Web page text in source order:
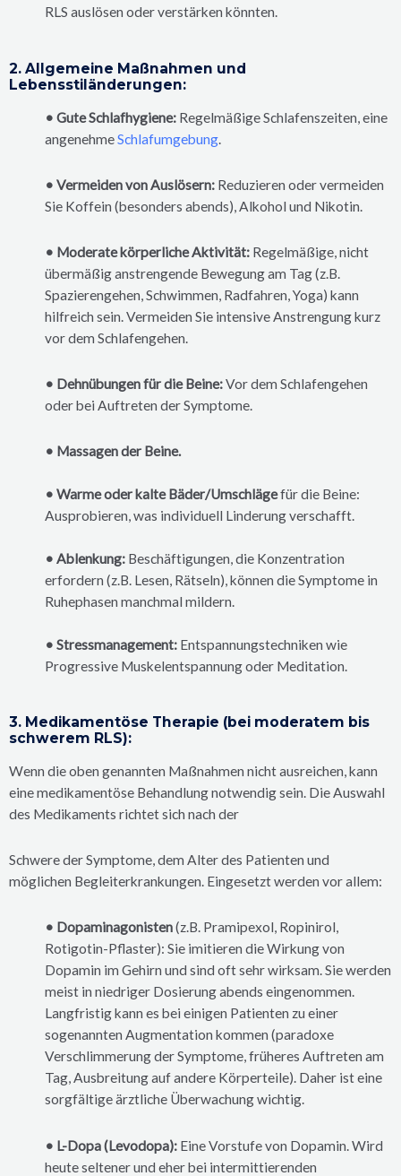
RLS auslösen oder verstärken könnten.
2. Allgemeine Maßnahmen und
Lebensstiländerungen:
• Gute Schlafhygiene: Regelmäßige Schlafenszeiten, eine
angenehmeSchlafumgebung
• Vermeiden von Auslösern: Reduzieren oder vermeiden
Sie Koffein (besonders abends), Alkohol und Nikotin.
• Moderate körperliche Aktivität: Regelmäßige, nicht
übermäßig anstrengende Bewegung am Tag (z.B.
Spazierengehen, Schwimmen, Radfahren, Yoga) kann
hilfreich sein. Vermeiden Sie intensive Anstrengung kurz
vor dem Schlafengehen.
• Dehnübungen für die Beine:Vor dem Schlafengehen
oder bei Auftreten der Symptome.
• Massagen der Beine.
• Warme oder kalte Bäder/Umschlägefür die Beine:
Ausprobieren, was individuell Linderung verschafft.
• Ablenkung: Beschäftigungen, die Konzentration
erfordern (z.B. Lesen, Rätseln), können die Symptome in
Ruhephasen manchmal mildern.
• Stressmanagement: Entspannungstechniken wie
Progressive Muskelentspannung oder Meditation.
3. Medikamentöse Therapie (bei moderatem bis
schwerem RLS):
Wenn die oben genannten Maßnahmen nicht ausreichen, kann
eine medikamentöse Behandlung notwendig sein. Die Auswahl
des Medikaments richtet sich nach der
Schwere der Symptome, dem Alter des Patienten und
möglichen Begleiterkrankungen. Eingesetzt werden vor allem:
• Dopaminagonisten(z.B. Pramipexol, Ropinirol,
Rotigotin-Pflaster): Sie imitieren die Wirkung von
Dopamin im Gehirn und sind oft sehr wirksam. Sie werden
meist in niedriger Dosierung abends eingenommen.
Langfristig kann es bei einigen Patienten zu einer
sogenannten Augmentation kommen (paradoxe
Verschlimmerung der Symptome, früheres Auftreten am
Tag, Ausbreitung auf andere Körperteile). Daher ist eine
sorgfältige ärztliche Überwachung wichtig.
• L-Dopa (Levodopa): Eine Vorstufe von Dopamin. Wird
heute seltener und eher bei intermittierenden